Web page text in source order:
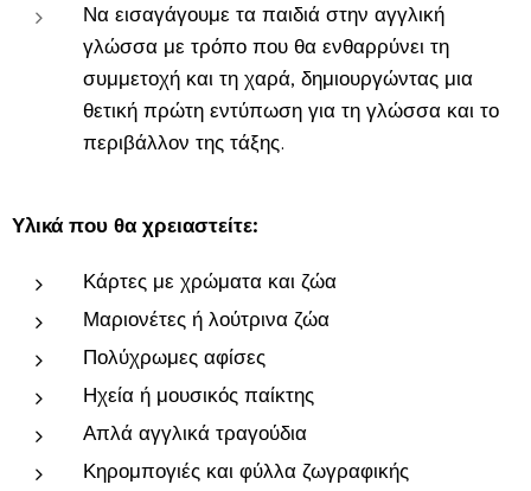
Να εισαγάγουμε τα παιδιά στην αγγλική
γλώσσα με τρόπο που θα ενθαρρύνει τη
συμμετοχή και τη χαρά, δημιουργώντας μια
θετική πρώτη εντύπωση για τη γλώσσα και το
περιβάλλον της τάξης.
Υλικά που θα χρειαστείτε:
Κάρτες με χρώματα και ζώα
Μαριονέτες ή λούτρινα ζώα
Πολύχρωμες αφίσες
Ηχεία ή μουσικός παίκτης
Απλά αγγλικά τραγούδια
Κηρομπογιές και φύλλα ζωγραφικής